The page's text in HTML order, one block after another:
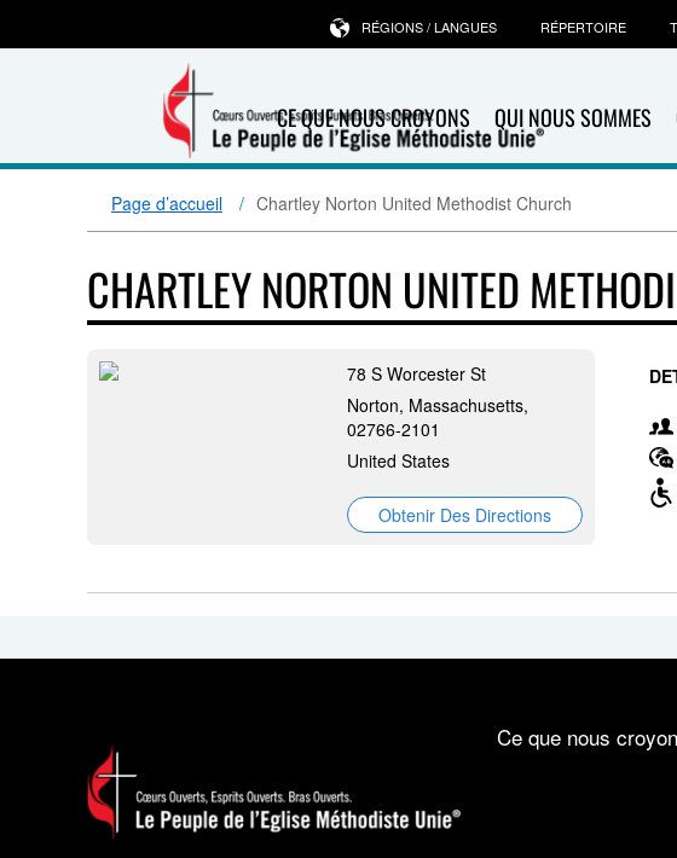
CE QUE NOUS CROYONS QUI NOUS SOMMES
RÉGIONS / LANGUES RÉPERTOIRE
Page d’accueil Chartley Norton United Methodist Church
CHARTLEY NORTON UNITED
78 S Worcester St
Norton, Massachusetts,
02766-2101
United States
Obtenir Des Directions
Ce que nous